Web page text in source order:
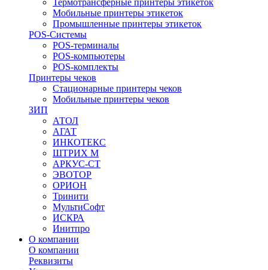
Термотрансферные принтеры этикеток
Мобильные принтеры этикеток
Промышленные принтеры этикеток
POS-Системы
POS-терминалы
POS-компьютеры
POS-комплекты
Принтеры чеков
Стационарные принтеры чеков
Мобильные принтеры чеков
ЗИП
АТОЛ
АГАТ
ИНКОТЕКС
ШТРИХ М
АРКУС-СТ
ЭВОТОР
ОРИОН
Тринити
МультиСофт
ИСКРА
Инитпро
О компании
О компании
Реквизиты